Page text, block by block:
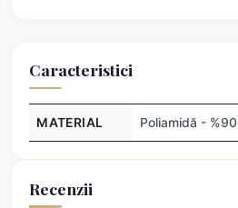
Caracteristici
MATERIAL Poliamidă -
Recenzii